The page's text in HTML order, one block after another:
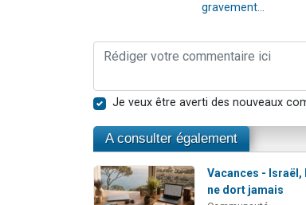
gravement...
Je veux être averti des nouveaux
A consulter également
Vacances - Israël,
ne dort jamais